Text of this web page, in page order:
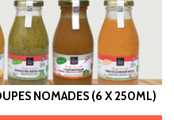
NOMADES (6 X 250ML)